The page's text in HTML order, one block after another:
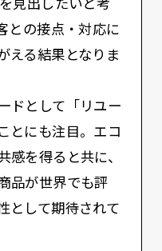
見出したいと考
との接点・対応に
える結果となりま
ドとして「リユー
とにも注目。エコ
感を得ると共に、
品が世界でも評
として期待されて